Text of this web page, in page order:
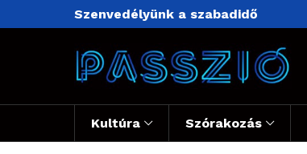
Szenvedélyünk a szabadidő
Kultúra Szórakozás